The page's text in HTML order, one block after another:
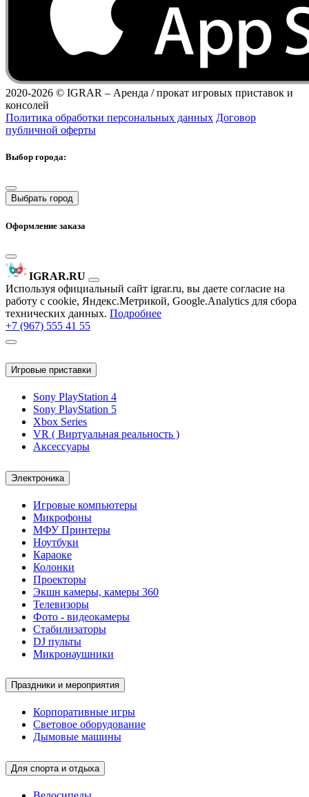
2020-2026 © IGRAR – Аренда / прокат игровых приставок и
консолей
Политика обработки персональных данных Договор
публичной оферты
Выбор города:
Выбрать город
Оформление заказа
IGRAR.RU
Используя официальный сайт igrar.ru, вы даете согласие на
работу с cookie, Яндекс.Метрикой, Google.Analytics для сбора
технических данных. Подробнее
+7 (967) 555 41 55
Игровые приставки
Sony PlayStation 4
Sony PlayStation 5
Xbox Series
VR ( Виртуальная реальность )
Аксессуары
Электроника
Игровые компьютеры
Микрофоны
МФУ Принтеры
Ноутбуки
Караоке
Колонки
Проекторы
Экшн камеры, камеры 360
Телевизоры
Фото - видеокамеры
Стабилизаторы
DJ пульты
Микронаушники
Праздники и мероприятия
Корпоративные игры
Световое оборудование
Дымовые машины
Для спорта и отдыха